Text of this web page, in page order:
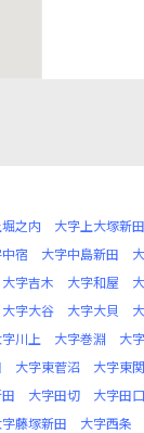
之内 大字上大塚新田
宿 大字中島新田
大字吉木 大字和屋
大字大谷 大字大貝
川上 大字巻淵 大
大字東菅沼 大字東関
大字田切 大字田口
藤塚新田 大字西条